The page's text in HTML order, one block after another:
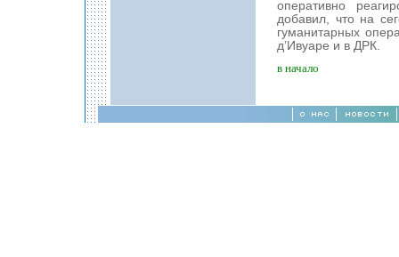
оперативно
добавил, что на
гуманитарных
д’Ивуаре и в ДРК.
в начало